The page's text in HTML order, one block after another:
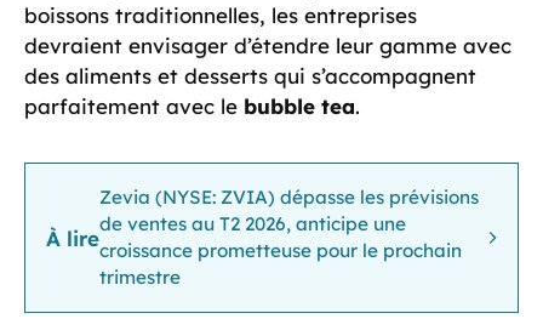
boissons traditionnelles, les entreprises
devraient envisager d’étendre leur gamme avec
des aliments et desserts qui s’accompagnent
parfaitement avec le bubble tea.
À lire
Zevia (NYSE: ZVIA) dépasse les prévisions
de ventes au T2 2026, anticipe une
croissance prometteuse pour le prochain
trimestre